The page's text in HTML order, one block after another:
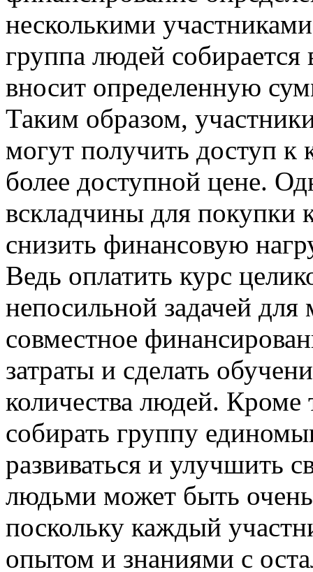
несколькими
группа людей
вносит определенную
Таким образом,
могут получить доступ к
более доступной цене.
вскладчины для покупки
снизить финансовую
Ведь оплатить курс
непосильной задачей
совместное
затраты и сделать
количества людей. Кроме
собирать группу
развиваться и улучшить
людьми может быть
поскольку каждый
опытом и знаниями с